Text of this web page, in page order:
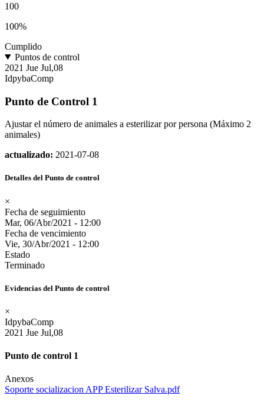
100
100%
Cumplido
Puntos de control
2021 Jue Jul,08
IdpybaComp
Punto de Control 1
Ajustar el número de animales a esterilizar por persona (Máximo 2
animales)
actualizado: 2021-07-08
Detalles del Punto de control
×
Fecha de seguimiento
Mar, 06/Abr/2021 - 12:00
Fecha de vencimiento
Vie, 30/Abr/2021 - 12:00
Estado
Terminado
Evidencias del Punto de control
×
IdpybaComp
2021 Jue Jul,08
Punto de control 1
Anexos
Soporte socializacion APP Esterilizar Salva.pdf